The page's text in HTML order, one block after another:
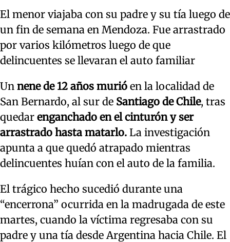
El menor viajaba con su padre y su tía luego de
un fin de semana en Mendoza. Fue arrastrado
por varios kilómetros luego de que
delincuentes se llevaran el auto familiar
Un nene de 12 años murió en la localidad de
San Bernardo, al sur de Santiago de Chile, tras
quedar enganchado en el cinturón y ser
arrastrado hasta matarlo. La investigación
apunta a que quedó atrapado mientras
delincuentes huían con el auto de la familia.
El trágico hecho sucedió durante una
“encerrona” ocurrida en la madrugada de este
martes, cuando la víctima regresaba con su
padre y una tía desde Argentina hacia Chile. El